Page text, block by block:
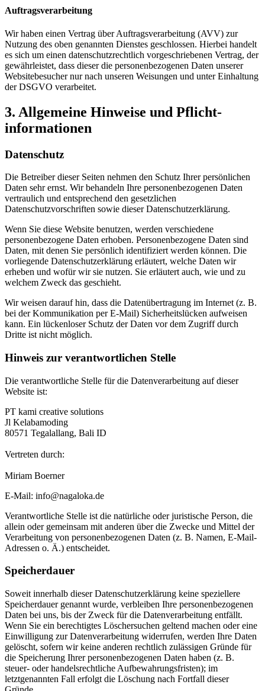
Auftragsverarbeitung
Wir haben einen Vertrag über Auftragsverarbeitung (AVV) zur
Nutzung des oben genannten Dienstes geschlossen. Hierbei handelt
es sich um einen datenschutzrechtlich vorgeschriebenen Vertrag, der
gewährleistet, dass dieser die personenbezogenen Daten unserer
Websitebesucher nur nach unseren Weisungen und unter Einhaltung
der DSGVO verarbeitet.
3. Allgemeine Hinweise und Pflicht­
informationen
Datenschutz
Die Betreiber dieser Seiten nehmen den Schutz Ihrer persönlichen
Daten sehr ernst. Wir behandeln Ihre personenbezogenen Daten
vertraulich und entsprechend den gesetzlichen
Datenschutzvorschriften sowie dieser Datenschutzerklärung.
Wenn Sie diese Website benutzen, werden verschiedene
personenbezogene Daten erhoben. Personenbezogene Daten sind
Daten, mit denen Sie persönlich identifiziert werden können. Die
vorliegende Datenschutzerklärung erläutert, welche Daten wir
erheben und wofür wir sie nutzen. Sie erläutert auch, wie und zu
welchem Zweck das geschieht.
Wir weisen darauf hin, dass die Datenübertragung im Internet (z. B.
bei der Kommunikation per E-Mail) Sicherheitslücken aufweisen
kann. Ein lückenloser Schutz der Daten vor dem Zugriff durch
Dritte ist nicht möglich.
Hinweis zur verantwortlichen Stelle
Die verantwortliche Stelle für die Datenverarbeitung auf dieser
Website ist:
PT kami creative solutions
Jl Kelabamoding
80571 Tegalallang, Bali ID
Vertreten durch:
Miriam Boerner
E-Mail: info@nagaloka.de
Verantwortliche Stelle ist die natürliche oder juristische Person, die
allein oder gemeinsam mit anderen über die Zwecke und Mittel der
Verarbeitung von personenbezogenen Daten (z. B. Namen, E-Mail-
Adressen o. Ä.) entscheidet.
Speicherdauer
Soweit innerhalb dieser Datenschutzerklärung keine speziellere
Speicherdauer genannt wurde, verbleiben Ihre personenbezogenen
Daten bei uns, bis der Zweck für die Datenverarbeitung entfällt.
Wenn Sie ein berechtigtes Löschersuchen geltend machen oder eine
Einwilligung zur Datenverarbeitung widerrufen, werden Ihre Daten
gelöscht, sofern wir keine anderen rechtlich zulässigen Gründe für
die Speicherung Ihrer personenbezogenen Daten haben (z. B.
steuer- oder handelsrechtliche Aufbewahrungsfristen); im
letztgenannten Fall erfolgt die Löschung nach Fortfall dieser